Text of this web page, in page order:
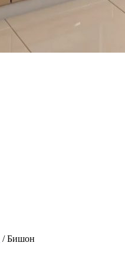
/ Бишон